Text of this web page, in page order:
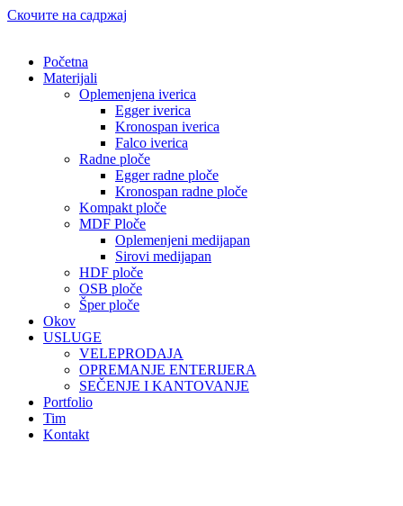
Скочите на садржај
Početna
Materijali
Oplemenjena iverica
Egger iverica
Kronospan iverica
Falco iverica
Radne ploče
Egger radne ploče
Kronospan radne ploče
Kompakt ploče
MDF Ploče
Oplemenjeni medijapan
Sirovi medijapan
HDF ploče
OSB ploče
Šper ploče
Okov
USLUGE
VELEPRODAJA
OPREMANJE ENTERIJERA
SEČENJE I KANTOVANJE
Portfolio
Tim
Kontakt